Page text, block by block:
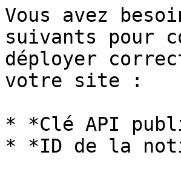
Vous avez
suivants pour
déployer
votre site :
* *Clé API
* *ID de la